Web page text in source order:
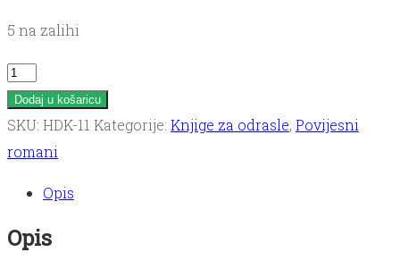
5 na zalihi
Milan
Šufflay:
KOSTADIN
BALŠIĆ
Dodaj u košaricu
SKU: HDK-11 Kategorije: Knjige za odrasle, Povijesni
romani
Opis
Opis